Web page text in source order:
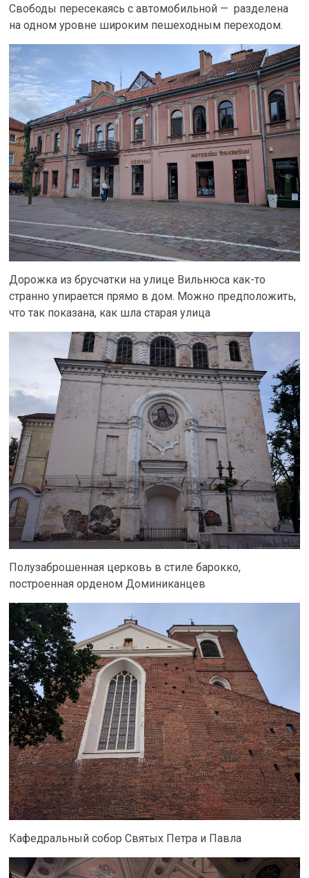
Свободы пересекаясь с автомобильной — разделена
на одном уровне широким пешеходным переходом.
Дорожка из брусчатки на улице Вильнюса как-то
странно упирается прямо в дом. Можно предположить,
что так показана, как шла старая улица
Полузаброшенная церковь в стиле барокко,
построенная орденом Доминиканцев
Кафедральный собор Святых Петра и Павла